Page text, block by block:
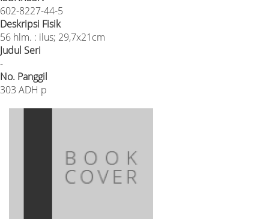
602-8227-44-5
Deskripsi Fisik
56 hlm. : ilus; 29,7x21cm
Judul Seri
-
No. Panggil
303 ADH p